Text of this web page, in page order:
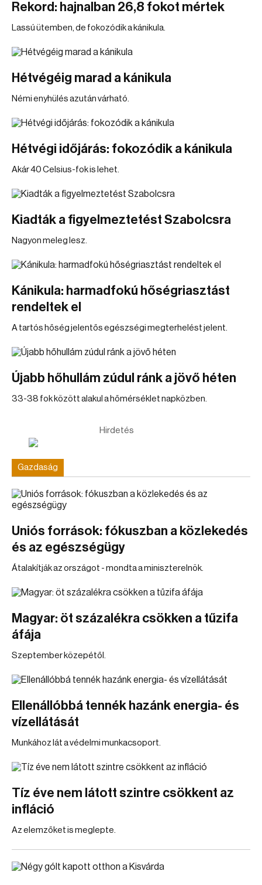
Rekord: hajnalban 26,8 fokot mértek
Lassú ütemben, de fokozódik a kánikula.
Hétvégéig marad a kánikula
Némi enyhülés azután várható.
Hétvégi időjárás: fokozódik a kánikula
Akár 40 Celsius-fok is lehet.
Kiadták a figyelmeztetést Szabolcsra
Nagyon meleg lesz.
Kánikula: harmadfokú hőségriasztást
rendeltek el
A tartós hőség jelentős egészségi megterhelést jelent.
Újabb hőhullám zúdul ránk a jövő héten
33-38 fok között alakul a hőmérséklet napközben.
Hirdetés
Gazdaság
Uniós források: fókuszban a közlekedés
és az egészségügy
Átalakítják az országot - mondta a miniszterelnök.
Magyar: öt százalékra csökken a tűzifa
áfája
Szeptember közepétől.
Ellenállóbbá tennék hazánk energia- és
vízellátását
Munkához lát a védelmi munkacsoport.
Tíz éve nem látott szintre csökkent az
infláció
Az elemzőket is meglepte.